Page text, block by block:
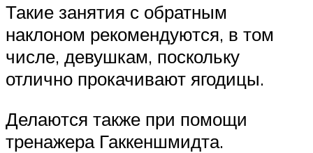
Такие занятия с обратным
наклоном рекомендуются, в том
числе, девушкам, поскольку
отлично прокачивают ягодицы.
Делаются также при помощи
тренажера Гаккеншмидта.